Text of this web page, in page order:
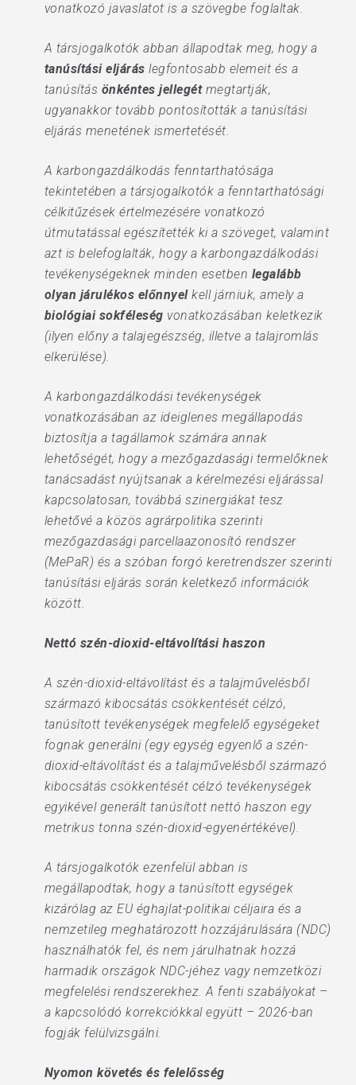
vonatkozó javaslatot is a szövegbe foglaltak.
A társjogalkotók abban állapodtak meg, hogy a
tanúsítási eljárás legfontosabb elemeit és a
tanúsítás önkéntes jellegétmegtartják,
ugyanakkor tovább pontosították a tanúsítási
eljárás menetének ismertetését.
A karbongazdálkodás fenntarthatósága
tekintetében a társjogalkotók a fenntarthatósági
célkitűzések értelmezésére vonatkozó
útmutatással egészítették ki a szöveget, valamint
azt is belefoglalták, hogy a karbongazdálkodási
tevékenységeknek minden esetben legalább
olyan járulékos előnnyelkell járniuk, amely a
biológiai sokféleség vonatkozásában keletkezik
(ilyen előny a talajegészség, illetve a talajromlás
elkerülése).
A karbongazdálkodási tevékenységek
vonatkozásában az ideiglenes megállapodás
biztosítja a tagállamok számára annak
lehetőségét, hogy a mezőgazdasági termelőknek
tanácsadást nyújtsanak a kérelmezési eljárással
kapcsolatosan, továbbá szinergiákat tesz
lehetővé a közös agrárpolitika szerinti
mezőgazdasági parcellaazonosító rendszer
(MePaR) és a szóban forgó keretrendszer szerinti
tanúsítási eljárás során keletkező információk
között.
Nettó szén-dioxid-eltávolítási haszon
A szén-dioxid-eltávolítást és a talajművelésből
származó kibocsátás csökkentését célzó,
tanúsított tevékenységek megfelelő egységeket
fognak generálni (egy egység egyenlő a szén-
dioxid-eltávolítást és a talajművelésből származó
kibocsátás csökkentését célzó tevékenységek
egyikével generált tanúsított nettó haszon egy
metrikus tonna szén-dioxid-egyenértékével).
A társjogalkotók ezenfelül abban is
megállapodtak, hogy a tanúsított egységek
kizárólag az EU éghajlat-politikai céljaira és a
nemzetileg meghatározott hozzájárulására (NDC)
használhatók fel, és nem járulhatnak hozzá
harmadik országok NDC-jéhez vagy nemzetközi
megfelelési rendszerekhez. A fenti szabályokat –
a kapcsolódó korrekciókkal együtt – 2026-ban
fogják felülvizsgálni.
Nyomon követés és felelősség